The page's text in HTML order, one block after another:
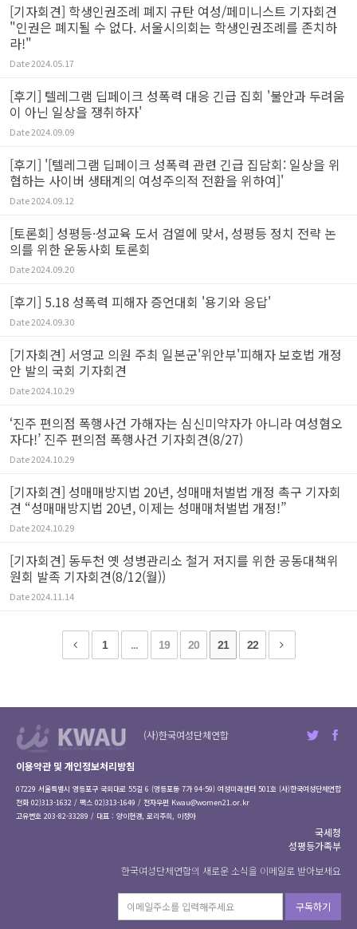
[기자회견] 학생인권조례 폐지 규탄 여성/페미니스트 기자회견
"인권은 폐지될 수 없다. 서울시의회는 학생인권조례를 존치하
라!"
Date2024.05.17
[후기] 텔레그램 딥페이크 성폭력 대응 긴급 집회 '불안과 두려움
이 아닌 일상을 쟁취하자'
Date2024.09.09
[후기] '[텔레그램 딥페이크 성폭력 관련 긴급 집담회: 일상을 위
협하는 사이버 생태계의 여성주의적 전환을 위하여]'
Date2024.09.12
[토론회] 성평등·성교육 도서 검열에 맞서, 성평등 정치 전략 논
의를 위한 운동사회 토론회
Date2024.09.20
[후기] 5.18 성폭력 피해자 증언대회 '용기와 응답'
Date2024.09.30
[기자회견] 서영교 의원 주최 일본군'위안부'피해자 보호법 개정
안 발의 국회 기자회견
Date2024.10.29
‘진주 편의점 폭행사건 가해자는 심신미약자가 아니라 여성혐오
자다!’ 진주 편의점 폭행사건 기자회견(8/27)
Date2024.10.29
[기자회견] 성매매방지법 20년, 성매매처벌법 개정 촉구 기자회
견 “성매매방지법 20년, 이제는 성매매처벌법 개정!”
Date2024.10.29
[기자회견] 동두천 옛 성병관리소 철거 저지를 위한 공동대책위
원회 발족 기자회견(8/12(월))
Date2024.11.14
1 ... 19 20 21 22
(사)한국여성단체연합
이용약관 및 개인정보처리방침
07229 서울특별시 영등포구 국회대로 55길 6 (영등포동 7가 94-59) 여성미래센터 501호 (사)한국여성단체연합
전화 02)313-1632 / 팩스 02)313-1649 / 전자우편 Kwau@women21.or.kr
고유번호 203-82-33289 / 대표 : 양이현경, 로리주희, 이정아
국세청
성평등가족부
한국여성단체연합의 새로운 소식을 이메일로 받아보세요
구독하기